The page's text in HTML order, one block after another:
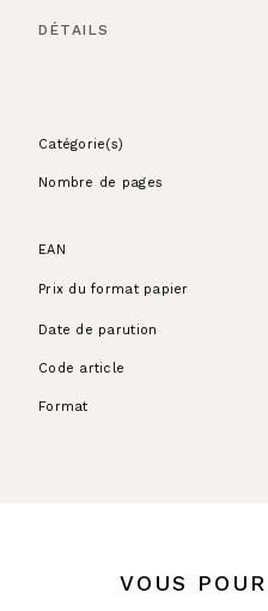
DÉTAILS
Catégorie(s)
Nombre de pages
EAN
Prix du format papier
Date de parution
Code article
Format
VOUS